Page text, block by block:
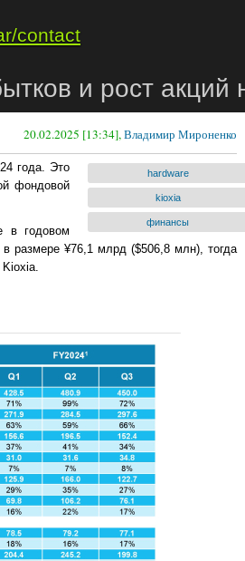
contact
и рост акций
20.02.2025 [13:34],Владимир Мироненко
hardware
kioxia
финансы
года. Это
фондовой
в годовом
размере ¥76,1 млрд ($506,8 млн), тогда
Kioxia.